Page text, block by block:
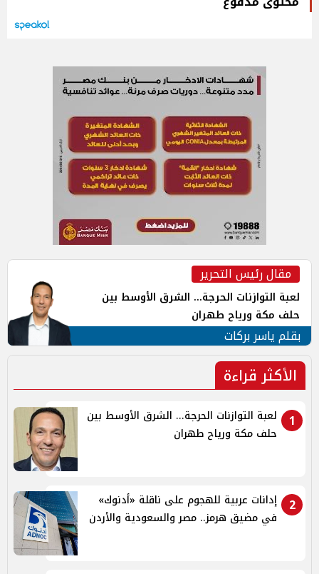
مقال رئيس التحرير
لعبة التوازنات الحرجة... الشرق الأوسط بين
حلف مكة ورياح طهران
بقلم ياسر بركات
الأكثر قراءة
1
لعبة التوازنات الحرجة... الشرق الأوسط بين
حلف مكة ورياح طهران
2
إدانات عربية للهجوم على ناقلة «أدنوك»
في مضيق هرمز.. مصر والسعودية والأردن